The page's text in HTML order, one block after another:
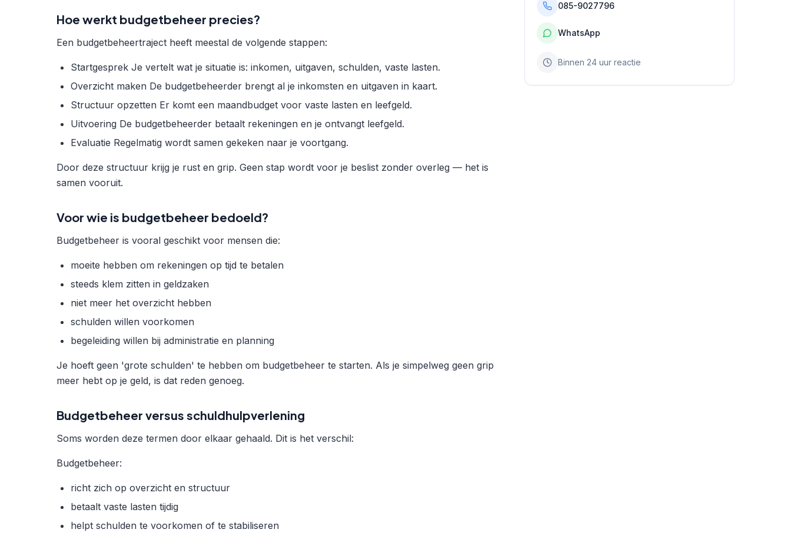
Hoe werkt budgetbeheer precies?
Een budgetbeheertraject heeft meestal de volgende stappen:
Startgesprek Je vertelt wat je situatie is: inkomen, uitgaven, schulden, vaste lasten.
Overzicht maken De budgetbeheerder brengt al je inkomsten en uitgaven in kaart.
Structuur opzetten Er komt een maandbudget voor vaste lasten en leefgeld.
Uitvoering De budgetbeheerder betaalt rekeningen en je ontvangt leefgeld.
Evaluatie Regelmatig wordt samen gekeken naar je voortgang.
Door deze structuur krijg je rust en grip. Geen stap wordt voor je beslist zonder overleg — het is
samen vooruit.
Voor wie is budgetbeheer bedoeld?
Budgetbeheer is vooral geschikt voor mensen die:
moeite hebben om rekeningen op tijd te betalen
steeds klem zitten in geldzaken
niet meer het overzicht hebben
schulden willen voorkomen
begeleiding willen bij administratie en planning
Je hoeft geen 'grote schulden' te hebben om budgetbeheer te starten. Als je simpelweg geen grip
meer hebt op je geld, is dat reden genoeg.
Budgetbeheer versus schuldhulpverlening
Soms worden deze termen door elkaar gehaald. Dit is het verschil:
Budgetbeheer:
richt zich op overzicht en structuur
betaalt vaste lasten tijdig
helpt schulden te voorkomen of te stabiliseren
085-9027796
WhatsApp
Binnen 24 uur reactie